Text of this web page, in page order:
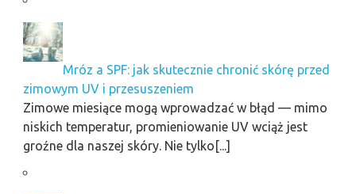
Mróz a SPF: jak skutecznie chronić skórę przed
zimowym UV i przesuszeniem
Zimowe miesiące mogą wprowadzać w błąd — mimo
niskich temperatur, promieniowanie UV wciąż jest
groźne dla naszej skóry. Nie tylko[...]